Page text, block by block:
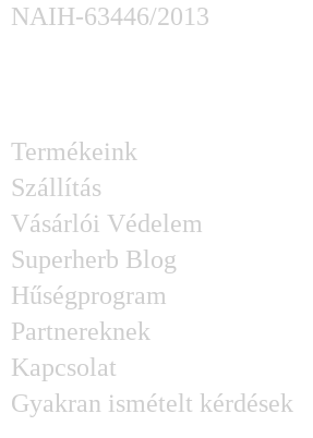
NAIH-63446/2013
Termékeink
Szállítás
Vásárlói Védelem
Superherb Blog
Hűségprogram
Partnereknek
Kapcsolat
Gyakran ismételt kérdések